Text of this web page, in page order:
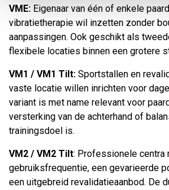
VME: Eigenaar van één of enkele
vibratietherapie wil inzetten zonder
aanpassingen. Ook geschikt als
flexibele locaties binnen een grotere
VM1 / VM1 Tilt: Sportstallen en
vaste locatie willen inrichten voor
variant is met name relevant voor
versterking van de achterhand of
trainingsdoel is.
VM2 / VM2 Tilt: Professionele centra
gebruiksfrequentie, een gevarieerde
een uitgebreid revalidatieaanbod. De